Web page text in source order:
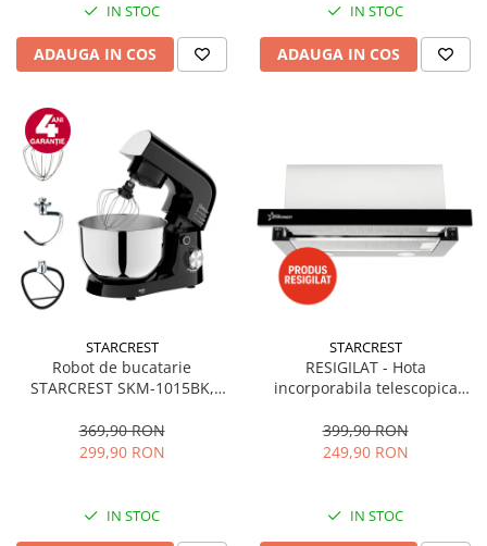
IN STOC
ADAUGA IN COS
IN STOC
ADAUGA IN COS
STARCREST
Robot de bucatarie
STARCREST SKM-1015BK,
Accesorii, 10 Viteze + Pulse,
Negru
369,90 RON
299,90 RON
IN STOC
STARCREST
RESIGILAT - Hota
incorporabila telescopica
Putere de absorbtie 550 m3/h,
1 Motor, 2 Trepte putere, 60
399,90 RON
249,90 RON
IN STOC